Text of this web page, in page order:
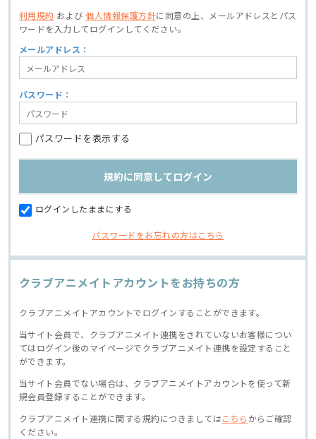
利用規約 および個人情報保護方針に同意の上、
メールアドレスとパス
ワードを入力してログインしてください。
メールアドレス：
パスワード：
パスワードを表示する
ログインしたままにする
パスワードをお忘れの方はこちら
クラブアニメイトアカウントをお持ちの方
クラブアニメイトアカウントでログインすることができます。
当サイト会員で、クラブアニメイト連携をされていないお客様につい
てはログイン後のマイページでクラブアニメイト連携を設定すること
ができます。
当サイト会員でない場合は、クラブアニメイトアカウントを使って新
規会員登録することができます。
クラブアニメイト連携に関する規約につきましてはこちら からご確認
ください。